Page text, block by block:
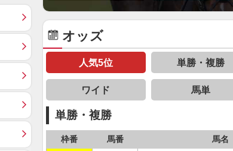
オッズ
人気5位 単勝・複勝
ワイド 馬単
単勝・複勝
枠番 馬番 馬名